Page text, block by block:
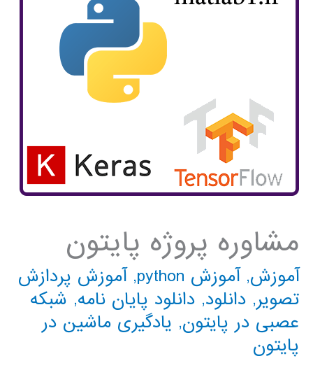
مشاوره پروژه پایتون
آموزش,آموزش python ,آموزش پردازش
تصویر, دانلود, دانلود پايان نامه, شبکه
عصبی در پایتون, یادگیری ماشین در
پایتون